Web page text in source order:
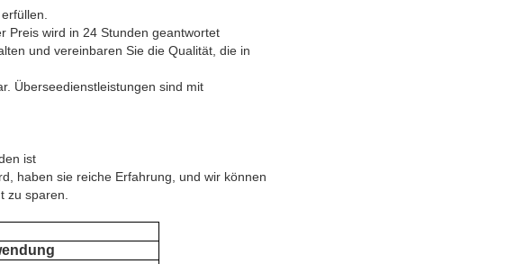
Preis wird in 24 Stunden geantwortet
und vereinbaren Sie die Qualität, die in
Überseedienstleistungen sind mit
ist
haben sie reiche Erfahrung, und wir können
zu sparen.